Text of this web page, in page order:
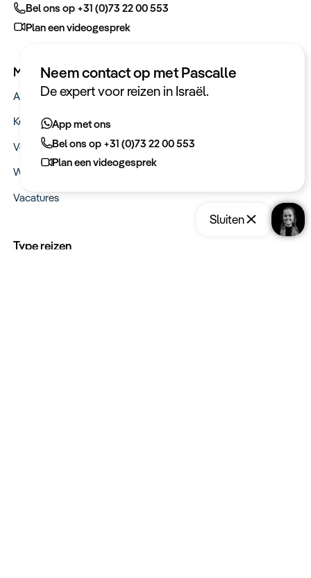
Sluiten
Neem contact op met Pascalle
De expert voor reizen in Israël.
App met ons
Bel ons op +31 (0)73 22 00 553
Plan een videogesprek
Bel ons op +31 (0)73 22 00 553
Plan een videogesprek
Meer informatie
Actueel
Keurmerken
Verantwoord op reis
Webinars
Vacatures
Type reizen